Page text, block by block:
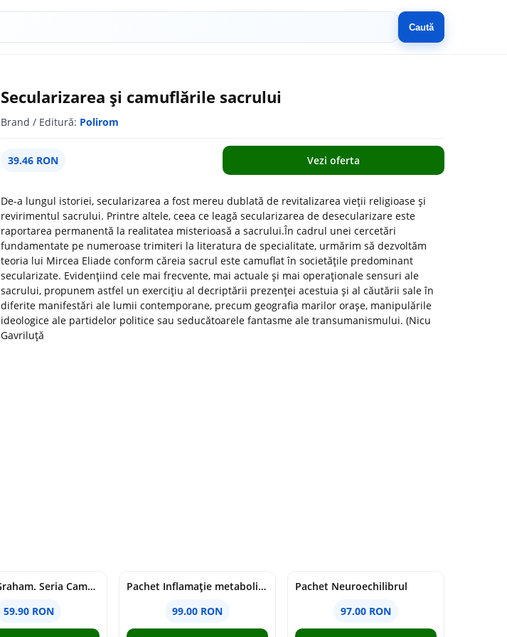
Caută
Secularizarea şi camuflările sacrului
Brand / Editură: Polirom
39.46 RON Vezi oferta
De-a lungul istoriei, secularizarea a fost mereu dublată de revitalizarea vieții religioase și
revirimentul sacrului. Printre altele, ceea ce leagă secularizarea de desecularizare este
raportarea permanentă la realitatea misterioasă a sacrului.În cadrul unei cercetări
fundamentate pe numeroase trimiteri la literatura de specialitate, urmărim să dezvoltăm
teoria lui Mircea Eliade conform căreia sacrul este camuflat în societățile predominant
secularizate. Evidențiind cele mai frecvente, mai actuale și mai operaționale sensuri ale
sacrului, propunem astfel un exercițiu al decriptării prezenței acestuia și al căutării sale în
diferite manifestări ale lumii contemporane, precum geografia marilor orașe, manipulările
ideologice ale partidelor politice sau seducătoarele fantasme ale transumanismului. (Nicu
Gavriluță
Efectul Graham. Seria Campus Diaries Vol.1
59.90 RON
Pachet Inflamație metabolism și creier
99.00 RON
Pachet Neuroechilibrul
97.00 RON